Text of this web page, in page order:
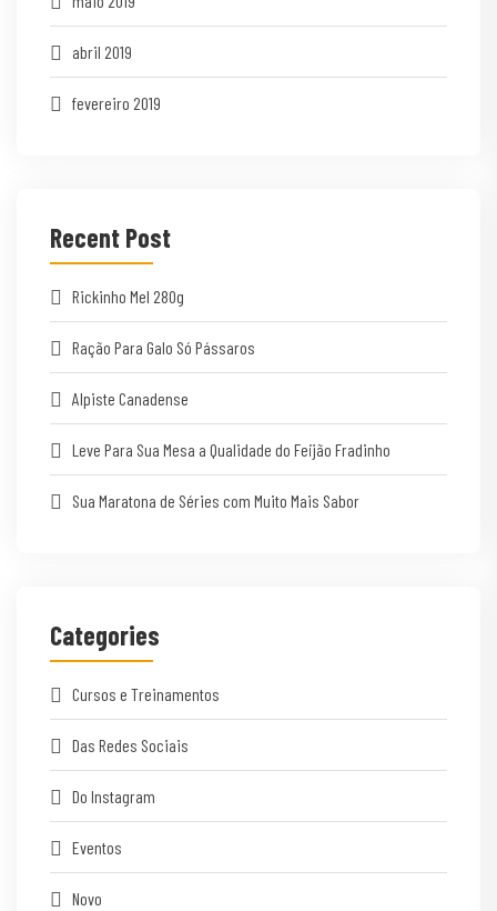
abril 2019
fevereiro 2019
Recent Post
Rickinho Mel 280g
Ração Para Galo Só Pássaros
Alpiste Canadense
Leve Para Sua Mesa a Qualidade do Feijão Fradinho
Sua Maratona de Séries com Muito Mais Sabor
Categories
Cursos e Treinamentos
Das Redes Sociais
Do Instagram
Eventos
Novo